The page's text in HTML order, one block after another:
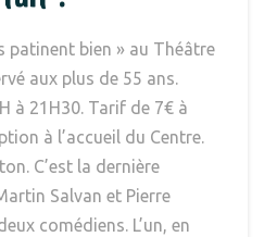
patinent bien » au Théâtre
aux plus de 55 ans.
à 21H30. Tarif de 7€ à
à l’accueil du Centre.
C’est la dernière
Salvan et Pierre
comédiens. L’un, en